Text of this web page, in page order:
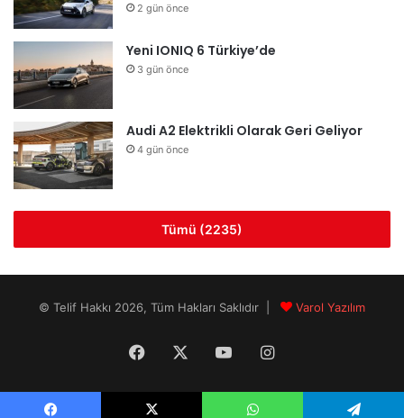
2 gün önce
Yeni IONIQ 6 Türkiye’de
3 gün önce
Audi A2 Elektrikli Olarak Geri Geliyor
4 gün önce
Tümü (2235)
© Telif Hakkı 2026, Tüm Hakları Saklıdır | Varol Yazılım
Facebook YouTubeInstagram